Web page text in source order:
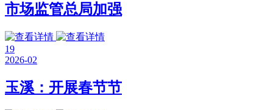
市场监管总局加强
19
2026-02
玉溪：开展春节节